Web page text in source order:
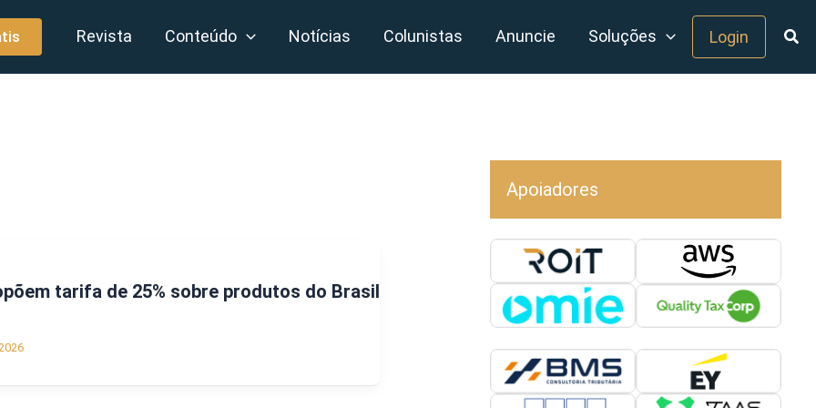
Revista Conteúdo Notícias Colunistas Anuncie Soluções Login
tarifa de 25% sobre produtos do Brasil
Apoiadores